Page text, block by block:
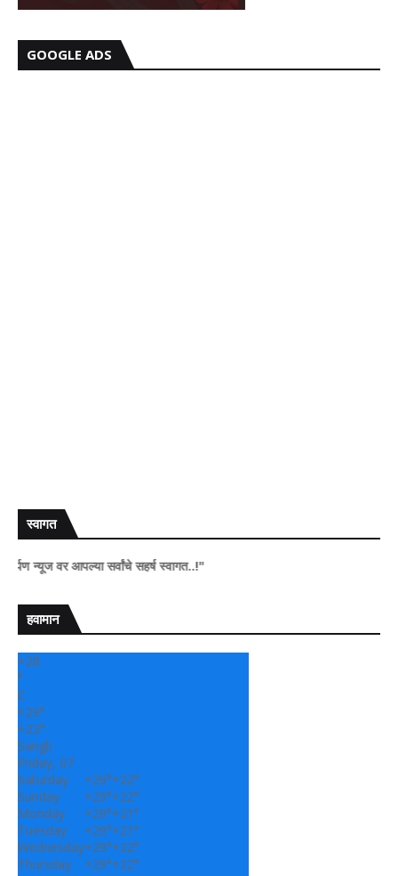
GOOGLE ADS
स्वागत
वर आपल्या सर्वांचे सहर्ष स्वागत..!"
हवामान
+28
°
C
+29°
+23°
Sangli
Friday, 07
Saturday
+29°+22°
Sunday
+29°+22°
Monday
+29°+21°
Tuesday
+29°+21°
Wednesday+29°+22°
Thursday
+29°+22°